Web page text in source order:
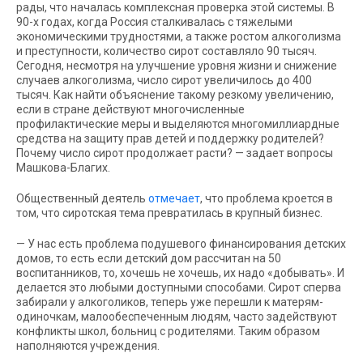
рады, что началась комплексная проверка этой системы. В
90-х годах, когда Россия сталкивалась с тяжелыми
экономическими трудностями, а также ростом алкоголизма
и преступности, количество сирот составляло 90 тысяч.
Сегодня, несмотря на улучшение уровня жизни и снижение
случаев алкоголизма, число сирот увеличилось до 400
тысяч. Как найти объяснение такому резкому увеличению,
если в стране действуют многочисленные
профилактические меры и выделяются многомиллиардные
средства на защиту прав детей и поддержку родителей?
Почему число сирот продолжает расти? — задает вопросы
Машкова-Благих.
Общественный деятель отмечает, что проблема кроется в
том, что сиротская тема превратилась в крупный бизнес.
— У нас есть проблема подушевого финансирования детских
домов, то есть если детский дом рассчитан на 50
воспитанников, то, хочешь не хочешь, их надо «добывать». И
делается это любыми доступными способами. Сирот сперва
забирали у алкоголиков, теперь уже перешли к матерям-
одиночкам, малообеспеченным людям, часто задействуют
конфликты школ, больниц с родителями. Таким образом
наполняются учреждения.